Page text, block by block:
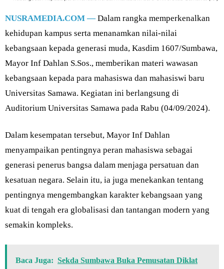
NUSRAMEDIA.COM —Dalam rangka memperkenalkan
kehidupan kampus serta menanamkan nilai-nilai
kebangsaan kepada generasi muda, Kasdim 1607/Sumbawa,
Mayor Inf Dahlan S.Sos., memberikan materi wawasan
kebangsaan kepada para mahasiswa dan mahasiswi baru
Universitas Samawa. Kegiatan ini berlangsung di
Auditorium Universitas Samawa pada Rabu (04/09/2024).
Dalam kesempatan tersebut, Mayor Inf Dahlan
menyampaikan pentingnya peran mahasiswa sebagai
generasi penerus bangsa dalam menjaga persatuan dan
kesatuan negara. Selain itu, ia juga menekankan tentang
pentingnya mengembangkan karakter kebangsaan yang
kuat di tengah era globalisasi dan tantangan modern yang
semakin kompleks.
Baca Juga: Sekda Sumbawa Buka Pemusatan Diklat